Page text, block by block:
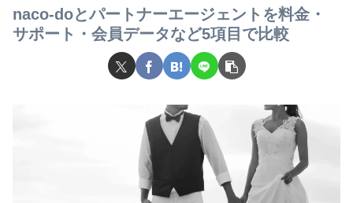
naco-doとパートナーエージェントを料金・
サポート・会員データなど5項目で比較